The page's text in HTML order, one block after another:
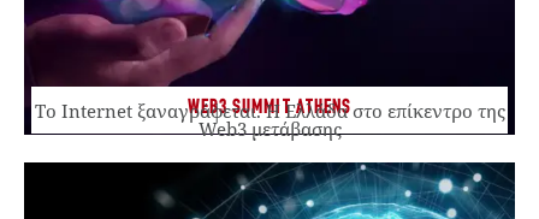
WEB3 SUMMIT ATHENS
Το Internet ξαναγράφεται. Η Ελλάδα στο επίκεντρο της
Web3 μετάβασης